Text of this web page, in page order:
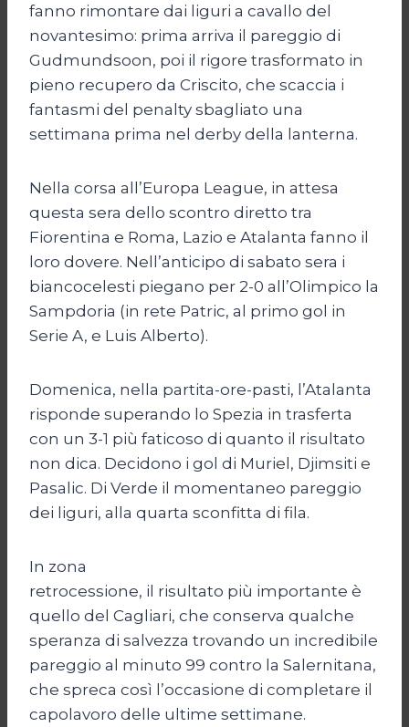
fanno rimontare dai liguri a cavallo del
novantesimo: prima arriva il pareggio di
Gudmundsoon, poi il rigore trasformato in
pieno recupero da Criscito, che scaccia i
fantasmi del penalty sbagliato una
settimana prima nel derby della lanterna.
Nella corsa all’Europa League, in attesa
questa sera dello scontro diretto tra
Fiorentina e Roma, Lazio e Atalanta fanno il
loro dovere. Nell’anticipo di sabato sera i
biancocelesti piegano per 2-0 all’Olimpico la
Sampdoria (in rete Patric, al primo gol in
Serie A, e Luis Alberto).
Domenica, nella partita-ore-pasti, l’Atalanta
risponde superando lo Spezia in trasferta
con un 3-1 più faticoso di quanto il risultato
non dica. Decidono i gol di Muriel, Djimsiti e
Pasalic. Di Verde il momentaneo pareggio
dei liguri, alla quarta sconfitta di fila.
In zona
retrocessione, il risultato più importante è
quello del Cagliari, che conserva qualche
speranza di salvezza trovando un incredibile
pareggio al minuto 99 contro la Salernitana,
che spreca così l’occasione di completare il
capolavoro delle ultime settimane.